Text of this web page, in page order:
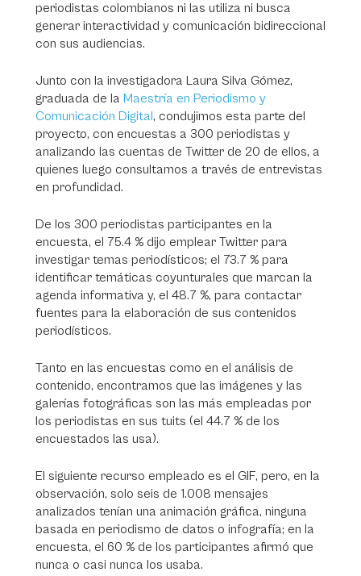
periodistas colombianos ni las utiliza ni busca
generar interactividad y comunicación bidireccional
con sus audiencias.
Junto con la investigadora Laura Silva Gómez,
graduada de la Maestría en Periodismo y
Comunicación Digital, condujimos esta parte del
proyecto, con encuestas a 300 periodistas y
analizando las cuentas de Twitter de 20 de ellos, a
quienes luego consultamos a través de entrevistas
en profundidad.
De los 300 periodistas participantes en la
encuesta, el 75.4 % dijo emplear Twitter para
investigar temas periodísticos; el 73.7 % para
identificar temáticas coyunturales que marcan la
agenda informativa y, el 48.7 %, para contactar
fuentes para la elaboración de sus contenidos
periodísticos.
Tanto en las encuestas como en el análisis de
contenido, encontramos que las imágenes y las
galerías fotográficas son las más empleadas por
los periodistas en sus tuits (el 44.7 % de los
encuestados las usa).
El siguiente recurso empleado es el GIF, pero, en la
observación, solo seis de 1.008 mensajes
analizados tenían una animación gráfica, ninguna
basada en periodismo de datos o infografía; en la
encuesta, el 60 % de los participantes afirmó que
nunca o casi nunca los usaba.